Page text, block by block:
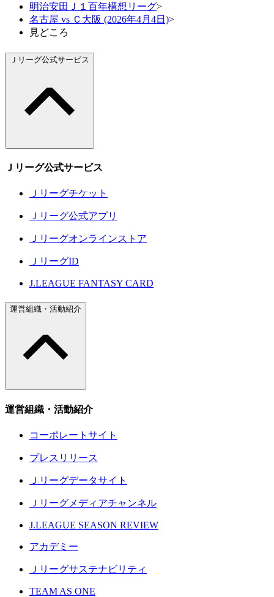
明治安田Ｊ１百年構想リーグ>
名古屋 vs Ｃ大阪 (2026年4月4日)>
見どころ
Ｊリーグ公式サービス
Ｊリーグ公式サービス
Ｊリーグチケット
Ｊリーグ公式アプリ
Ｊリーグオンラインストア
ＪリーグID
J.LEAGUE FANTASY CARD
運営組織・活動紹介
運営組織・活動紹介
コーポレートサイト
プレスリリース
Ｊリーグデータサイト
Ｊリーグメディアチャンネル
J.LEAGUE SEASON REVIEW
アカデミー
Ｊリーグサステナビリティ
TEAM AS ONE